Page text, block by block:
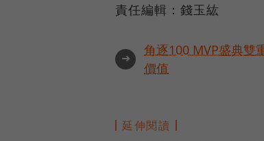
責任編輯：錢玉紘
➜
角逐100 MVP盛典雙
價值
延伸閱讀